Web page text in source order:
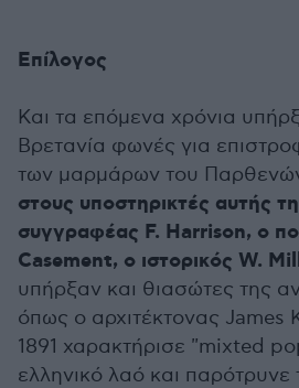
Επίλογος
Και τα επόμενα χρόνια
Βρετανία φωνές για
των μαρμάρων του
στους υποστηρικτές αυτής
συγγραφέας F. Harrison, ο
Casement, ο ιστορικός W.
υπήρξαν και θιασώτες της
όπως ο αρχιτέκτονας James
1891 χαρακτήρισε "mixted
ελληνικό λαό και